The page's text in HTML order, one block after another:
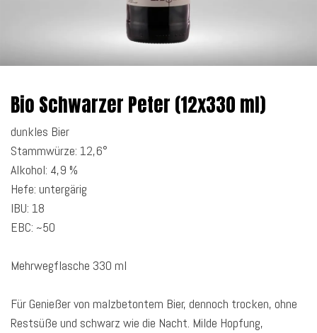
Bio Schwarzer Peter (12x330 ml)
dunkles Bier
Stammwürze: 12,6°
Alkohol: 4,9 %
Hefe: untergärig
IBU: 18
EBC: ~50
Mehrwegflasche 330 ml
Für Genießer von malzbetontem Bier, dennoch trocken, ohne
Restsüße und schwarz wie die Nacht. Milde Hopfung,